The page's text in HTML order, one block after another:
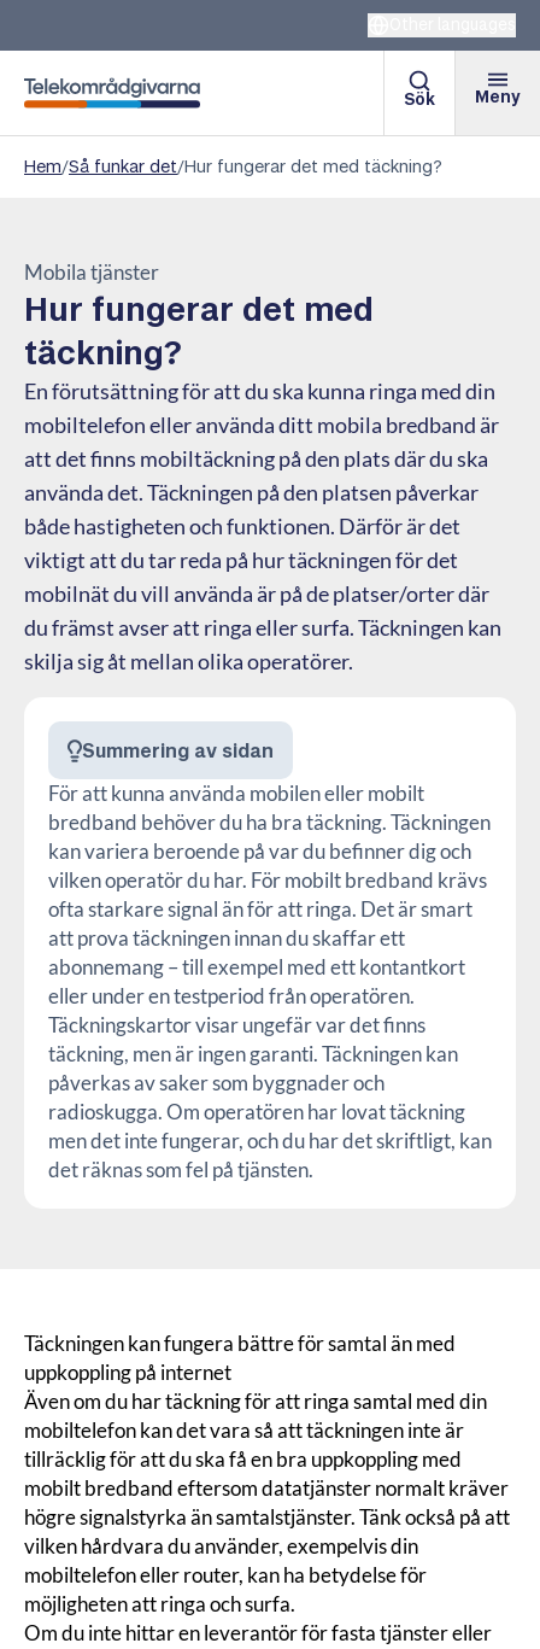
Telekområdgivarna
Sök Meny
Hem/Så funkar det/Hur fungerar det med täckning?
Mobila tjänster
Hur fungerar det med
täckning?
En förutsättning för att du ska kunna ringa med din
mobiltelefon eller använda ditt mobila bredband är
att det finns mobiltäckning på den plats där du ska
använda det. Täckningen på den platsen påverkar
både hastigheten och funktionen. Därför är det
viktigt att du tar reda på hur täckningen för det
mobilnät du vill använda är på de platser/orter där
du främst avser att ringa eller surfa. Täckningen kan
skilja sig åt mellan olika operatörer.
Summering av sidan
För att kunna använda mobilen eller mobilt
bredband behöver du ha bra täckning. Täckningen
kan variera beroende på var du befinner dig och
vilken operatör du har. För mobilt bredband krävs
ofta starkare signal än för att ringa. Det är smart
att prova täckningen innan du skaffar ett
abonnemang – till exempel med ett kontantkort
eller under en testperiod från operatören.
Täckningskartor visar ungefär var det finns
täckning, men är ingen garanti. Täckningen kan
påverkas av saker som byggnader och
radioskugga. Om operatören har lovat täckning
men det inte fungerar, och du har det skriftligt, kan
det räknas som fel på tjänsten.
Täckningen kan fungera bättre för samtal än med
uppkoppling på internet
Även om du har täckning för att ringa samtal med din
mobiltelefon kan det vara så att täckningen inte är
tillräcklig för att du ska få en bra uppkoppling med
mobilt bredband eftersom datatjänster normalt kräver
högre signalstyrka än samtalstjänster. Tänk också på att
vilken hårdvara du använder, exempelvis din
mobiltelefon eller router, kan ha betydelse för
möjligheten att ringa och surfa.
Om du inte hittar en leverantör för fasta tjänster eller